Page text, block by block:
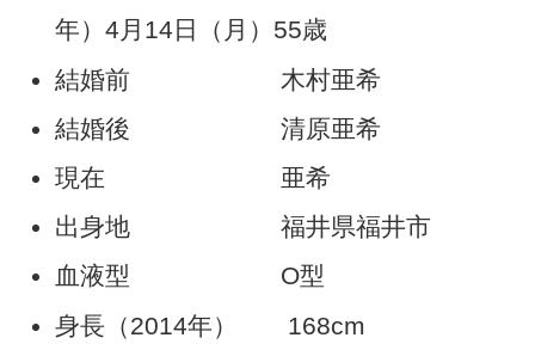
年）4月14日（月）55歳
結婚前 木村亜希
結婚後 清原亜希
現在 亜希
出身地 福井県福井市
血液型 O型
身長（2014年） 168cm